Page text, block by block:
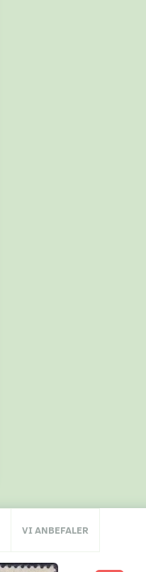
VI ANBEFALER